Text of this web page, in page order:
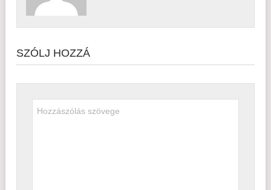
SZÓLJ HOZZÁ